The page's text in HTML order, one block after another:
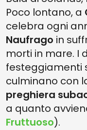
Poco lontano, a
celebra ogni
Naufrago in
morti in mare. I
festeggiamenti
culminano con
preghiera
a quanto
Fruttuoso).